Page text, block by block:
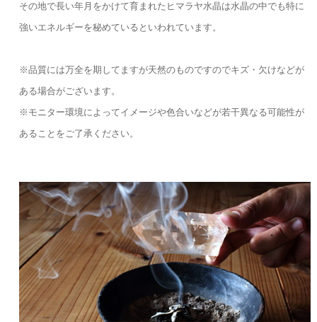
その地で長い年月をかけて育まれたヒマラヤ水晶は水晶の中でも特に
強いエネルギーを秘めているといわれています。
※品質には万全を期してますが天然のものですのでキズ・欠けなどが
ある場合がございます。
※モニター環境によってイメージや色合いなどが若干異なる可能性が
あることをご了承ください。